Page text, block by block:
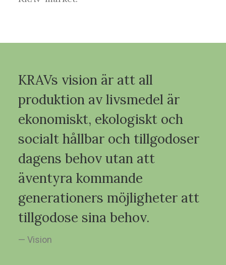
KRAVs vision är att all
produktion av livsmedel är
ekonomiskt, ekologiskt och
socialt hållbar och tillgodoser
dagens behov utan att
äventyra kommande
generationers möjligheter att
tillgodose sina behov.
— Vision